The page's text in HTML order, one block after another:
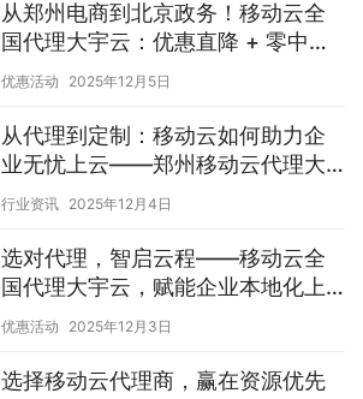
从郑州电商到北京政务！移动云全
国代理大宇云：优惠直降 + 零中断
迁移，上云不难更不贵
优惠活动 2025年12月5日
从代理到定制：移动云如何助力企
业无忧上云——郑州移动云代理大
宇云的创新实践
行业资讯 2025年12月4日
选对代理，智启云程——移动云全
国代理大宇云，赋能企业本地化上
云新体验
优惠活动 2025年12月3日
选择移动云代理商，赢在资源优先